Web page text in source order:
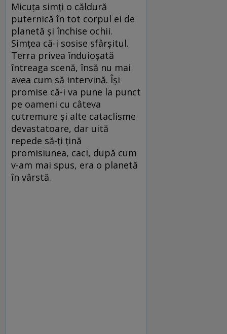
Micuţa simţi o căldură
puternică în tot corpul ei de
planetă şi închise ochii.
Simţea că-i sosise sfârşitul.
Terra privea înduioşată
întreaga scenă, însă nu mai
avea cum să intervină. Îşi
promise că-i va pune la punct
pe oameni cu câteva
cutremure şi alte cataclisme
devastatoare, dar uită
repede să-ţi ţină
promisiunea, caci, după cum
v-am mai spus, era o planetă
în vârstă.